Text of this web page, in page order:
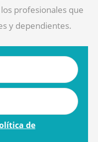
profesionales que
y dependientes.
de